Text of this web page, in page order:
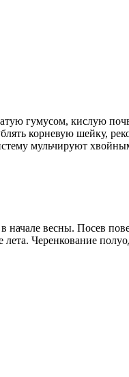
гумусом, кислую
корневую шейку,
мульчируют
весны. Посев
Черенкование